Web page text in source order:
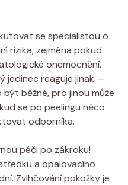
se specialistou o
rizika, zejména pokud
onemocnění.
jedinec reaguje jinak —
běžné, pro jinou může
se po peelingu něco
odborníka.
péči po zákroku!
a opalovacího
Zvlhčování pokožky je